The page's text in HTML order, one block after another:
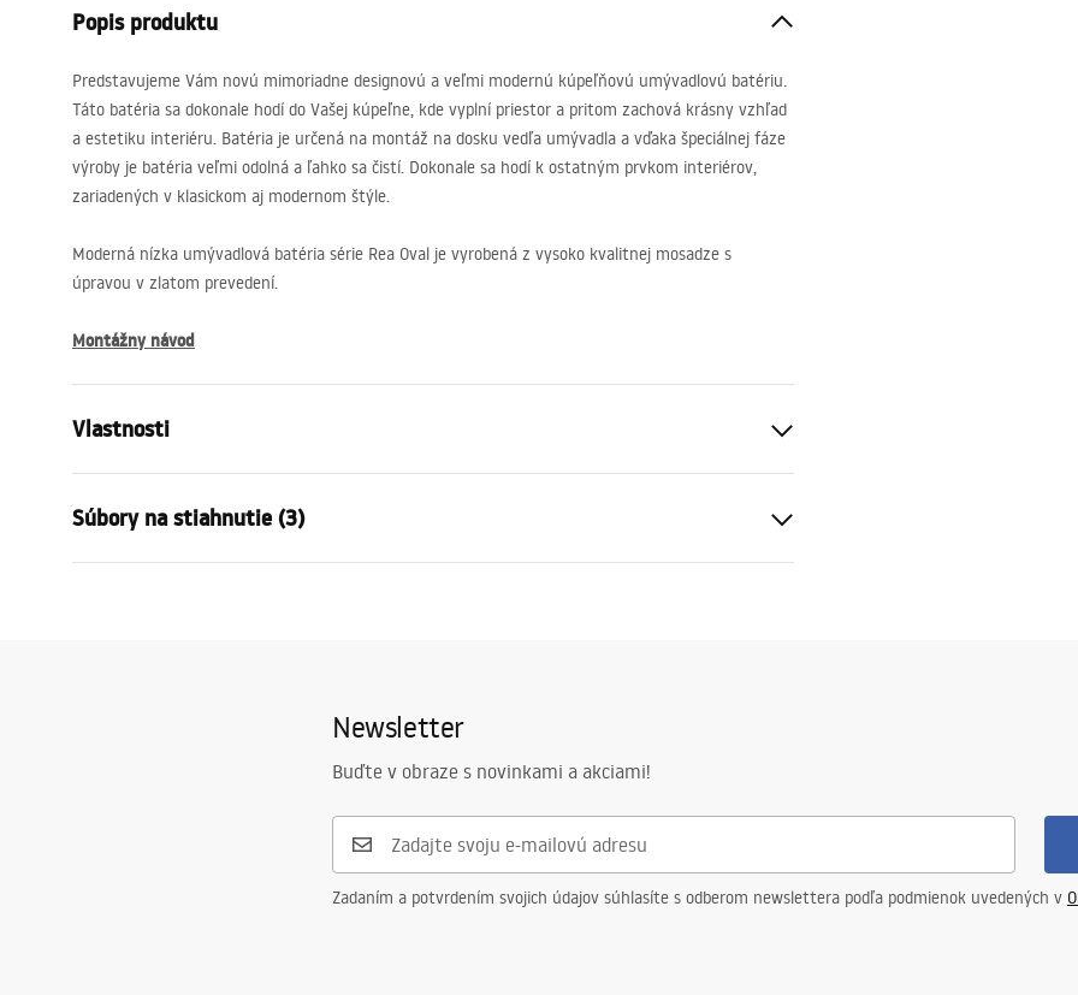
Popis produktu
Predstavujeme Vám novú mimoriadne designovú a veľmi modernú kúpeľňovú umývadlovú batériu.
Táto batéria sa dokonale hodí do Vašej kúpeľne, kde vyplní priestor a pritom zachová krásny vzhľad
a estetiku interiéru. Batéria je určená na montáž na dosku vedľa umývadla a vďaka špeciálnej fáze
výroby je batéria veľmi odolná a ľahko sa čistí. Dokonale sa hodí k ostatným prvkom interiérov,
zariadených v klasickom aj modernom štýle.
Moderná nízka umývadlová batéria série Rea Oval je vyrobená z vysoko kvalitnej mosadze s
úpravou v zlatom prevedení.
Montážny návod
Vlastnosti
Spôsob montáže
Farba
Zlatá
270
5 rokov
Súbory na stiahnutie (3)
Safety_Information_Faucets.pdf
Newsletter
Buďte v obraze s novinkami a akciami!
Zadaním a potvrdením svojich údajov súhlasíte s odberom newslettera podľa podmienok uvedených v